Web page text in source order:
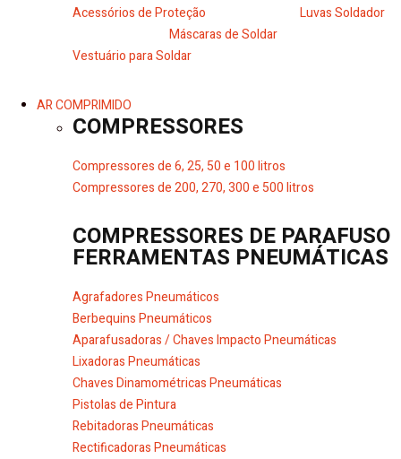
Acessórios de Proteção
Luvas Soldador
Máscaras de Soldar
Vestuário para Soldar
AR COMPRIMIDO
COMPRESSORES
Compressores de 6, 25, 50 e 100 litros
Compressores de 200, 270, 300 e 500 litros
COMPRESSORES DE PARAFUSO
FERRAMENTAS PNEUMÁTICAS
Agrafadores Pneumáticos
Berbequins Pneumáticos
Aparafusadoras / Chaves Impacto Pneumáticas
Lixadoras Pneumáticas
Chaves Dinamométricas Pneumáticas
Pistolas de Pintura
Rebitadoras Pneumáticas
Rectificadoras Pneumáticas